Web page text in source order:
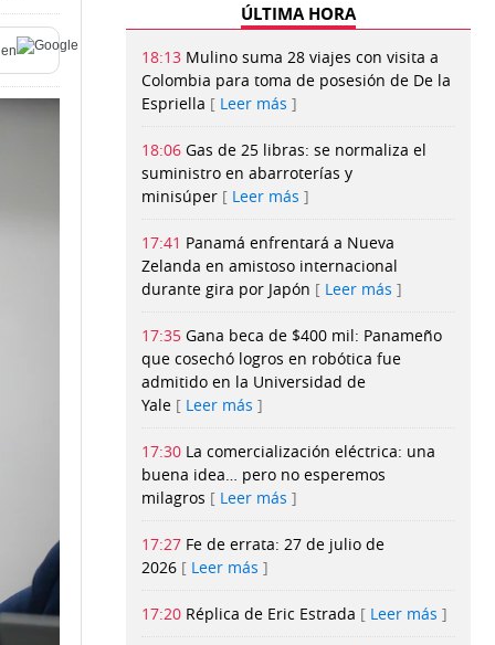
ÚLTIMA HORA
18:13 Mulino suma 28 viajes con visita a
Colombia para toma de posesión de De la
Espriella
Leer más
18:06 Gas de 25 libras: se normaliza el
suministro en abarroterías y
minisúper
Leer más
17:41 Panamá enfrentará a Nueva
Zelanda en amistoso internacional
durante gira por Japón
Leer más
17:35 Gana beca de $400 mil: Panameño
que cosechó logros en robótica fue
admitido en la Universidad de
Yale
Leer más
17:30 La comercialización eléctrica: una
buena idea… pero no esperemos
milagros
Leer más
17:27 Fe de errata: 27 de julio de
2026
Leer más
17:20 Réplica de Eric Estrada Leer más